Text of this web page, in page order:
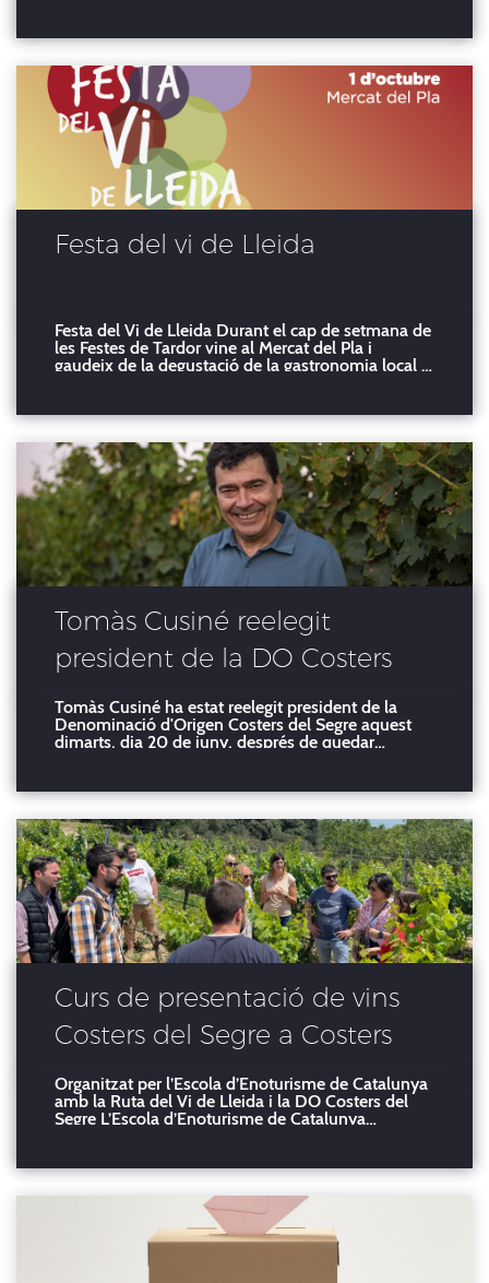
DO Costers del Segre. Una compe?ció oberta a
Festa del vi de Lleida
Festa del Vi de Lleida Durant el cap de setmana de
les Festes de Tardor vine al Mercat del Pla i
gaudeix de la degustació de la gastronomia local i
Dissabte: 12h a 24h i diumenge : 11h a 15h Lloc: Me
Tomàs Cusiné reelegit
president de la DO Costers
del Segre
Tomàs Cusiné ha estat reelegit president de la
Denominació d'Origen Costers del Segre aquest
dimarts, dia 20 de juny, després de quedar
Cusiné), L'Olivera SCCL (Carles de Ahumada
Curs de presentació de vins
Costers del Segre a Costers
del Sió
Organitzat per l’Escola d’Enoturisme de Catalunya
amb la Ruta del Vi de Lleida i la DO Costers del
Segre L’Escola d’Enoturisme de Catalunya
de juny, al celler Costers del Sió de Balaguet el